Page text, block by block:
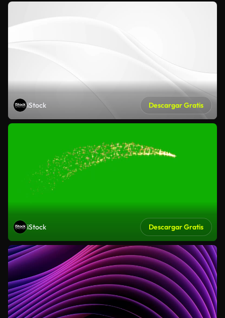
iStock Descargar Gratis
iStock Descargar Gratis